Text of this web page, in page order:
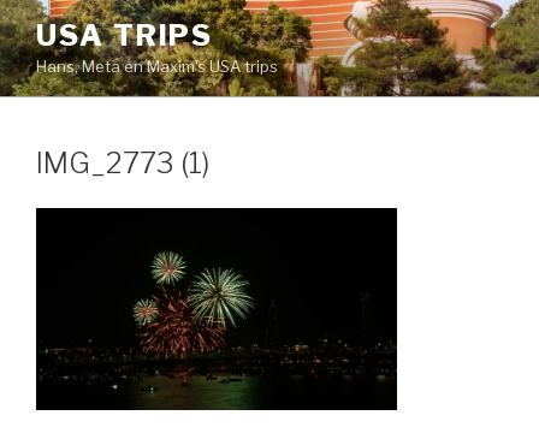
Naar
de
inhoud
springen
USA TRIPS
Hans, Meta en Maxim's USA trips
IMG_2773 (1)